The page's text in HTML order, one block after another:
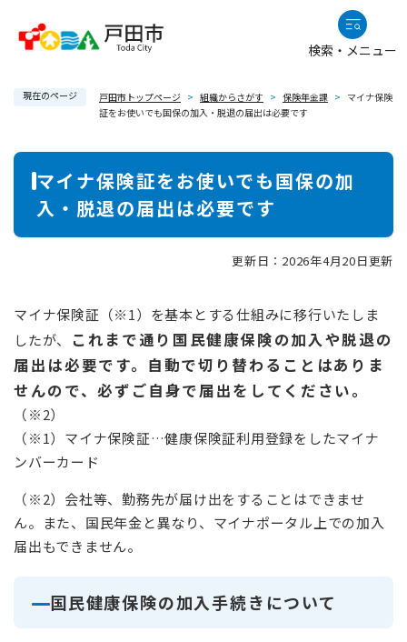
検索・メニュー
現在のページ 戸田市トップページ > 組織からさがす > 保険年金課 > マイナ保険
証をお使いでも国保の加入・脱退の届出は必要です
本
マイナ保険証をお使いでも国保の加
入・脱退の届出は必要です
更新日：2026年4月20日更新
マイナ保険証（※1）を基本とする仕組みに移行いたしま
したが、 これまで通り国民健康保険の加入や脱退の
届出は必要です。自動で切り替わることはありま
せんので、必ずご自身で届出をしてください。
（※2）
（※1）マイナ保険証…健康保険証利用登録をしたマイナ
ンバーカード
（※2）会社等、勤務先が届け出をすることはできませ
ん。また、国民年金と異なり、マイナポータル上での加入
届出もできません。
国民健康保険の加入手続きについて